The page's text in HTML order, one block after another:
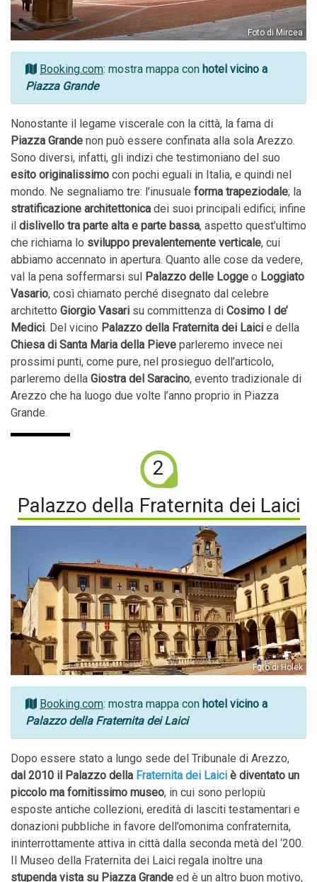
Foto di Mircea
Booking.com: mostra mappa con hotel vicino a
Piazza Grande
Nonostante il legame viscerale con la città, la fama di
Piazza Grande non può essere confinata alla sola Arezzo.
Sono diversi, infatti, gli indizi che testimoniano del suo
esito originalissimo con pochi eguali in Italia, e quindi nel
mondo. Ne segnaliamo tre: l’inusuale forma trapeziodale; la
stratificazione architettonica dei suoi principali edifici; infine
il dislivello tra parte alta e parte bassa, aspetto quest’ultimo
che richiama lo sviluppo prevalentemente verticale, cui
abbiamo accennato in apertura. Quanto alle cose da vedere,
val la pena soffermarsi sul Palazzo delle Logge o Loggiato
Vasario, così chiamato perché disegnato dal celebre
architetto Giorgio Vasari su committenza di Cosimo I de’
Medici. Del vicino Palazzo della Fraternita dei Laici e della
Chiesa di Santa Maria della Pieve parleremo invece nei
prossimi punti, come pure, nel prosieguo dell’articolo,
parleremo della Giostra del Saracino, evento tradizionale di
Arezzo che ha luogo due volte l’anno proprio in Piazza
Grande.
2
Palazzo della Fraternita dei Laici
Foto di Holek
Booking.com: mostra mappa con hotel vicino a
Palazzo della Fraternita dei Laici
Dopo essere stato a lungo sede del Tribunale di Arezzo,
dal 2010 il Palazzo della Fraternita dei Laici è diventato un
piccolo ma fornitissimo museo, in cui sono perlopiù
esposte antiche collezioni, eredità di lasciti testamentari e
donazioni pubbliche in favore dell’omonima confraternita,
ininterrottamente attiva in città dalla seconda metà del ‘200.
Il Museo della Fraternita dei Laici regala inoltre una
stupenda vista su Piazza Grande ed è un altro buon motivo,